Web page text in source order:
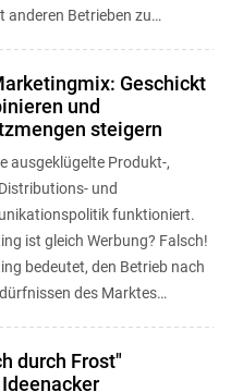
anderen Betrieben zu
Geschickt
und
steigern
ausgeklügelte Produkt-,
und
funktioniert.
ist gleich Werbung? Falsch!
bedeutet, den Betrieb nach
des Marktes
durch Frost"